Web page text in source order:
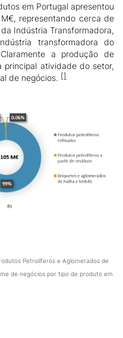
em Portugal apresentou
M€, representando cerca de
Indústria Transformadora,
transformadora do
a produção de
principal atividade do setor,
de negócios.
Petrolíferos e Aglomerados de
de negócios por tipo de produto em